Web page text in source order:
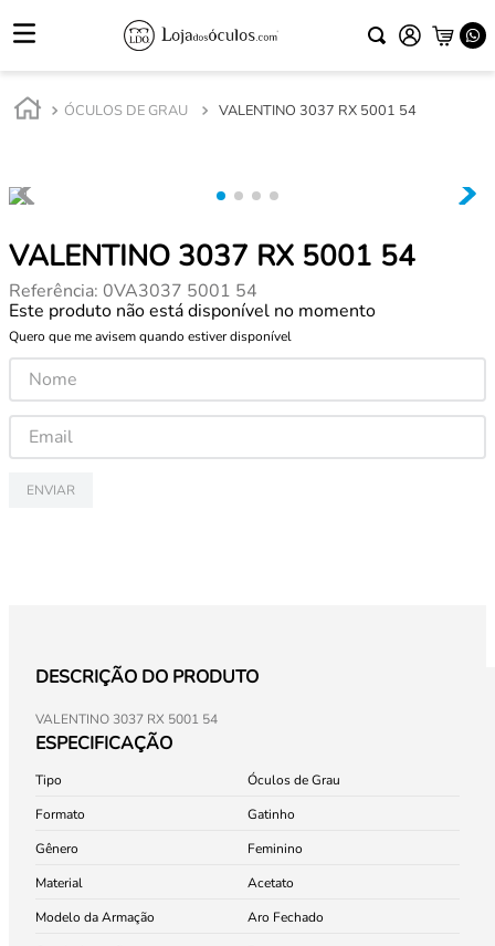
ÓCULOS DE GRAU VALENTINO 3037 RX 5001 54
VALENTINO 3037 RX 5001 54
Referência: 0VA3037 5001 54
Este produto não está disponível no momento
Quero que me avisem quando estiver disponível
ENVIAR
DESCRIÇÃO DO PRODUTO
VALENTINO 3037 RX 5001 54
ESPECIFICAÇÃO
Tipo
Óculos de Grau
Formato
Gatinho
Gênero
Feminino
Material
Acetato
Modelo da Armação
Aro Fechado